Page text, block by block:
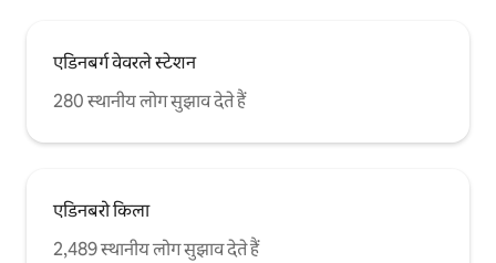
एडिनबर्ग वेवरले स्टेशन
280 स्थानीय लोग सुझाव देते हैं
एडिनबरो किला
2,489 स्थानीय लोग सुझाव देते हैं